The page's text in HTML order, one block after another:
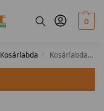
0
Kosárlabda / Kosárlabda palánkok